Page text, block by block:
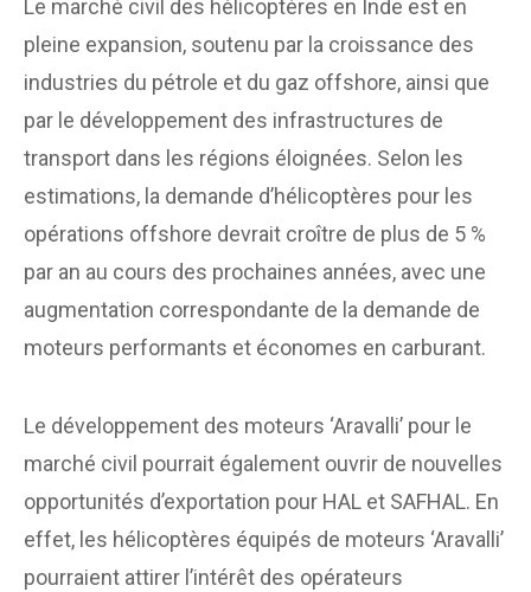
Le marché civil des hélicoptères en Inde est en
pleine expansion, soutenu par la croissance des
industries du pétrole et du gaz offshore, ainsi que
par le développement des infrastructures de
transport dans les régions éloignées. Selon les
estimations, la demande d’hélicoptères pour les
opérations offshore devrait croître de plus de 5 %
par an au cours des prochaines années, avec une
augmentation correspondante de la demande de
moteurs performants et économes en carburant.
Le développement des moteurs ‘Aravalli’ pour le
marché civil pourrait également ouvrir de nouvelles
opportunités d’exportation pour HAL et SAFHAL. En
effet, les hélicoptères équipés de moteurs ‘Aravalli’
pourraient attirer l’intérêt des opérateurs